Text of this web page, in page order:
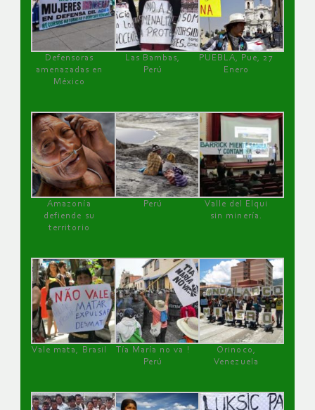
Defensoras
amenazadas en
México
Las Bambas,
Perú
PUEBLA, Pue, 27
Enero
Amazonía
defiende su
territorio
Perú
Valle del Elqui
sin minería.
Vale mata, Brasil
Tía María no va !
Perú
Orinoco,
Venezuela